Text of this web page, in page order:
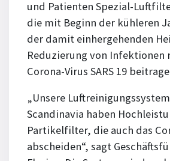
und Patienten Spezial-
die mit Beginn der kühleren
der damit einhergehenden
Reduzierung von Infektionen
Corona-Virus SARS 19
„Unsere
Scandinavia haben
Partikelfilter, die auch das
abscheiden“, sagt